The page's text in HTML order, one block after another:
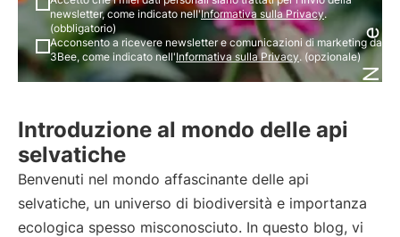
newsletter, come indicato nell'Informativa sulla Privacy.
(obbligatorio)
Acconsento a ricevere newsletter e comunicazioni di marketing da
3Bee, come indicato nell'Informativa sulla Privacy. (opzionale)
Introduzione al mondo delle api
selvatiche
Benvenuti nel mondo affascinante delle api
selvatiche, un universo di biodiversità e importanza
ecologica spesso misconosciuto. In questo blog, vi